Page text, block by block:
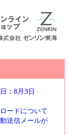
：8月3日
ードについて
送信メールが